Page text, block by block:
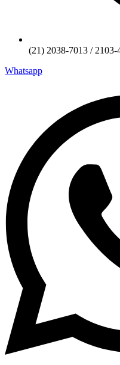
(21) 2038-7013 / 2103-
Whatsapp